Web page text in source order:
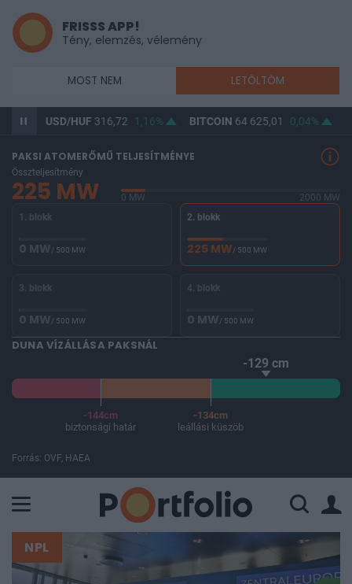
FRISSS APP!
Tény, elemzés, vélemény
MOST NEM LETÖLTÖM
USD/HUF316,72 1,16% BITCOIN 64 625,01 0,04% BUX146
PAKSI ATOMERŐMŰ TELJESÍTMÉNYE
Összteljesítmény
225 MW 0 MW
2000 MW
1. blokk
0 MW/ 500 MW
2. blokk
225 MW/ 500 MW
3. blokk
0 MW/ 500 MW
4. blokk
0 MW/ 500 MW
DUNA VÍZÁLLÁSA PAKSNÁL
-129 cm
-144cm
biztonsági határ
-134cm
leállási küszöb
Forrás: OVF, HAEA
NPL